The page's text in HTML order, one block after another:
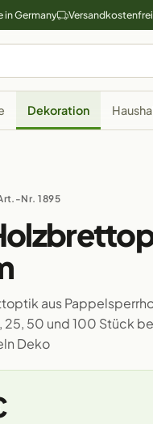
in Germany Versandkostenfrei
Dekoration
Nr. 1895
aus
25, 50 und 100 Stück
Deko